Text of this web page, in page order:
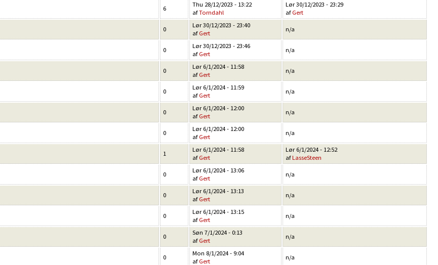
6
Thu 28/12/2023 - 13:22
afTorndahl
Lør 30/12/2023 - 23:29
af Gert
0
Lør 30/12/2023 - 23:40
af Gert
n/a
0
Lør 30/12/2023 - 23:46
af Gert
n/a
0
Lør 6/1/2024 - 11:58
af Gert
n/a
0
Lør 6/1/2024 - 11:59
af Gert
n/a
0
Lør 6/1/2024 - 12:00
af Gert
n/a
0
Lør 6/1/2024 - 12:00
af Gert
n/a
1
Lør 6/1/2024 - 11:58
af Gert
Lør 6/1/2024 - 12:52
afLasseSteen
0
Lør 6/1/2024 - 13:06
af Gert
n/a
0
Lør 6/1/2024 - 13:13
af Gert
n/a
0
Lør 6/1/2024 - 13:15
af Gert
n/a
0
Søn 7/1/2024 - 0:13
af Gert
n/a
0
Mon 8/1/2024 - 9:04
af Gert
n/a